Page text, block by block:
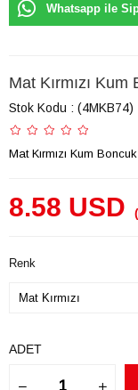
Whatsapp ile
Mat Kırmızı
Stok Kodu (4MKB74)
Mat Kırmızı Kum
8.58 USD
Renk
ADET